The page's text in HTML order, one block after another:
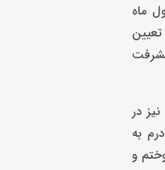
ماه
در
به
و